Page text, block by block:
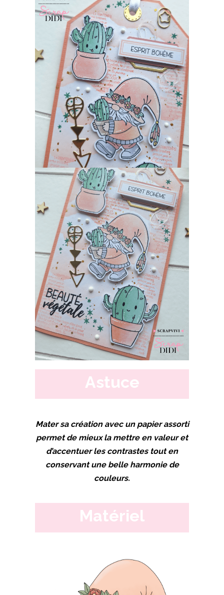
Astuce
Mater sa création avec un papier assorti
permet de mieux la mettre en valeur et
d’accentuer les contrastes tout en
conservant une belle harmonie de
couleurs.
Matériel